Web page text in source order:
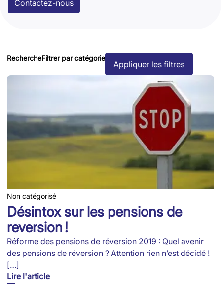
Contactez-nous
RechercheFiltrer par catégorie
Appliquer les filtres
Non catégorisé
Désintox sur les pensions de
reversion !
Réforme des pensions de réversion 2019 : Quel avenir
des pensions de réversion ? Attention rien n’est décidé !
[…]
Lire l'article